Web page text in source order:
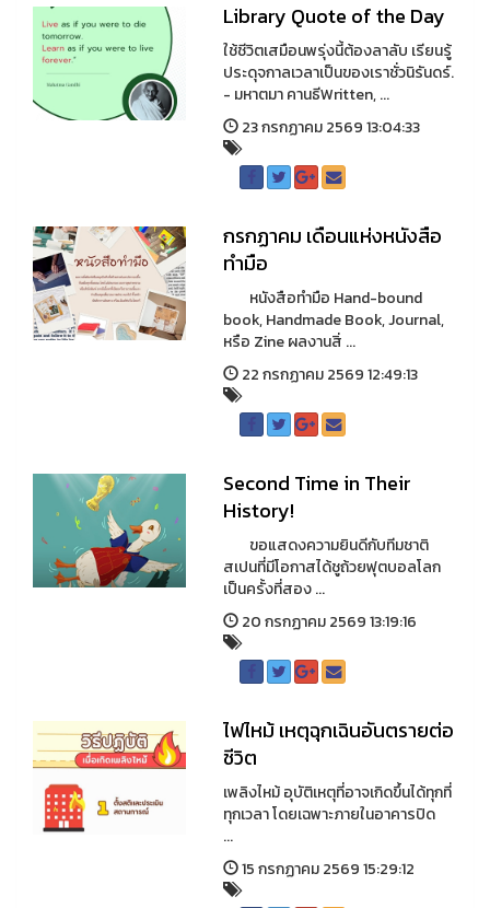
Library Quote of the Day
ใช้ชีวิตเสมือนพรุ่งนี้ต้องลาลับ เรียนรู้
ประดุจกาลเวลาเป็นของเราชั่วนิรันดร์.
- มหาตมา คานธีWritten, ...
23 กรกฏาคม 2569 13:04:33
กรกฏาคม เดือนแห่งหนังสือ
ทำมือ
หนังสือทำมือ Hand-bound
book, Handmade Book, Journal,
หรือ Zine ผลงานสิ่ ...
22 กรกฏาคม 2569 12:49:13
Second Time in Their
History!
ขอแสดงความยินดีกับทีมชาติ
สเปนที่มีโอกาสได้ชูถ้วยฟุตบอลโลก
เป็นครั้งที่สอง ...
20 กรกฏาคม 2569 13:19:16
ไฟไหม้ เหตุฉุกเฉินอันตรายต่อ
ชีวิต
เพลิงไหม้ อุบัติเหตุที่อาจเกิดขึ้นได้ทุกที่
ทุกเวลา โดยเฉพาะภายในอาคารปิด
...
15 กรกฏาคม 2569 15:29:12